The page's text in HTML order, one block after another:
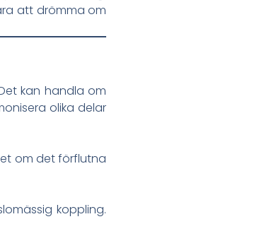
att drömma om
kan handla om
olika delar
om det förflutna
koppling.